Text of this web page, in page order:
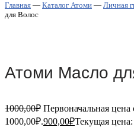
Главная — Каталог Атоми — Личная
для Волос
Атоми Масло
1000,00₽ Первоначальная цена
1000,00₽.900,00₽Текущая